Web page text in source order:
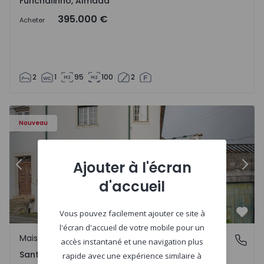
Acheter 395.000 €
2 1 95 100 2
Nouveau
Précédent
Santa Clara e Castelo Viegas, Coimbra
Maison Jumelée
Santa Clara e Castelo Viegas, Coimbra
Ajouter à l'écran
d'accueil
Vous pouvez facilement ajouter ce site à
l'écran d'accueil de votre mobile pour un
accès instantané et une navigation plus
rapide avec une expérience similaire à